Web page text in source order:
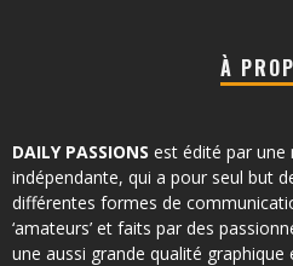
À
DAILY PASSIONS est édité par une
indépendante, qui a pour seul but
différentes formes de
‘amateurs’ et faits par des
une aussi grande qualité graphique